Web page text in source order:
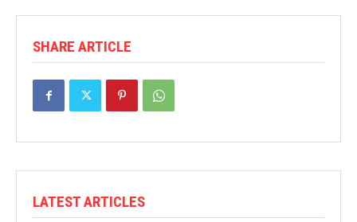
SHARE ARTICLE
LATEST ARTICLES